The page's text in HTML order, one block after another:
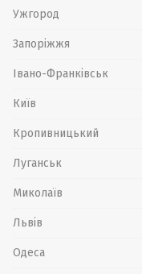
Ужгород
Запоріжжя
Івано-Франківськ
Київ
Кропивницький
Луганськ
Миколаїв
Львів
Одеса